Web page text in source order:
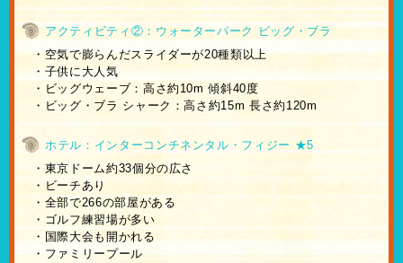
アクティビティ②：ウォーターパーク ビッグ・ブラ
・空気で膨らんだスライダーが20種類以上
・子供に大人気
・ビッグウェーブ：高さ約10m 傾斜40度
・ビッグ・ブラ シャーク：高さ約15m 長さ約120m
ホテル：インターコンチネンタル・フィジー ★5
・東京ドーム約33個分の広さ
・ビーチあり
・全部で266の部屋がある
・ゴルフ練習場が多い
・国際大会も開かれる
・ファミリープール